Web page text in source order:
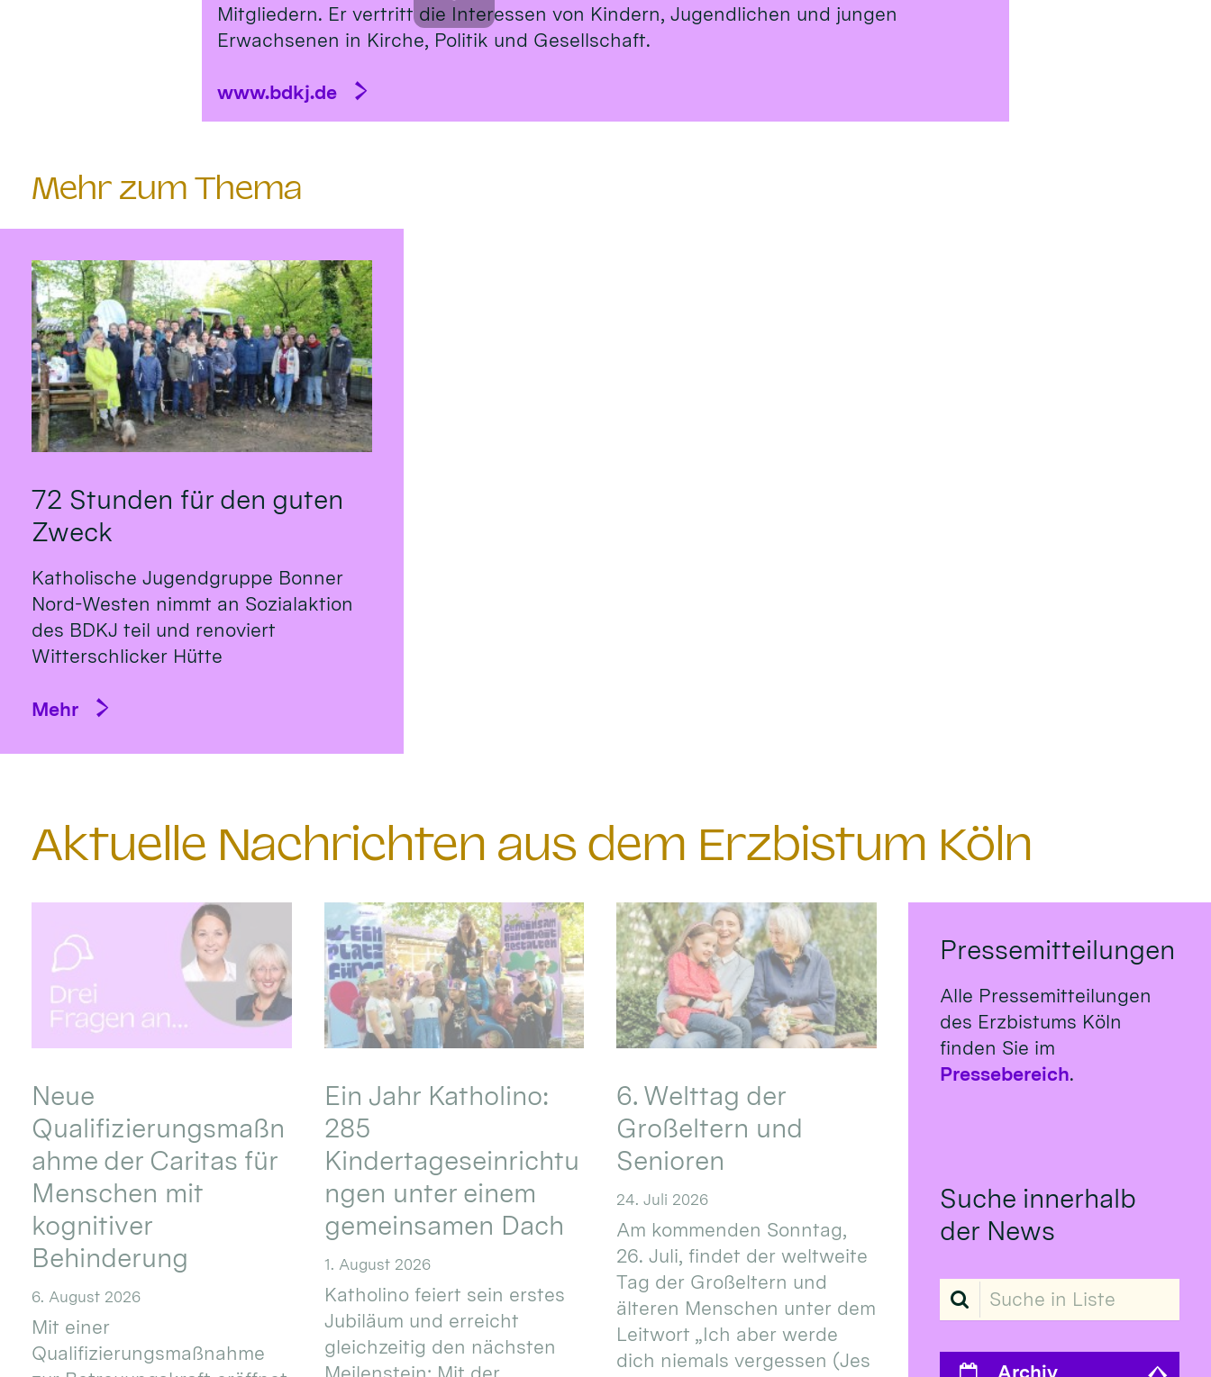
Mitgliedern. Er vertritt die Interessen von Kindern, Jugendlichen und jungen
Erwachsenen in Kirche, Politik und Gesellschaft.
www.bdkj.de
Mehr zum Thema
72 Stunden für den guten
Zweck
Katholische Jugendgruppe Bonner
Nord-Westen nimmt an Sozialaktion
des BDKJ teil und renoviert
Witterschlicker Hütte
Mehr
Aktuelle Nachrichten aus dem Erzbistum Köln
Neue
Qualifizierungsmaßn
ahme der Caritas für
Menschen mit
kognitiver
Behinderung
6. August 2026
Mit einer
Qualifizierungsmaßnahme
Ein Jahr Katholino:
285
Kindertageseinrichtu
ngen unter einem
gemeinsamen Dach
1. August 2026
Katholino feiert sein erstes
Jubiläum und erreicht
gleichzeitig den nächsten
Meilenstein: Mit der
6. Welttag der
Großeltern und
Senioren
24. Juli 2026
Am kommenden Sonntag,
26. Juli, findet der weltweite
Tag der Großeltern und
älteren Menschen unter dem
Leitwort „Ich aber werde
dich niemals vergessen (Jes
Pressemitteilungen
Alle Pressemitteilungen
des Erzbistums Köln
finden Sie im
Pressebereich.
Suche innerhalb
der News
Suche in Liste
Archiv